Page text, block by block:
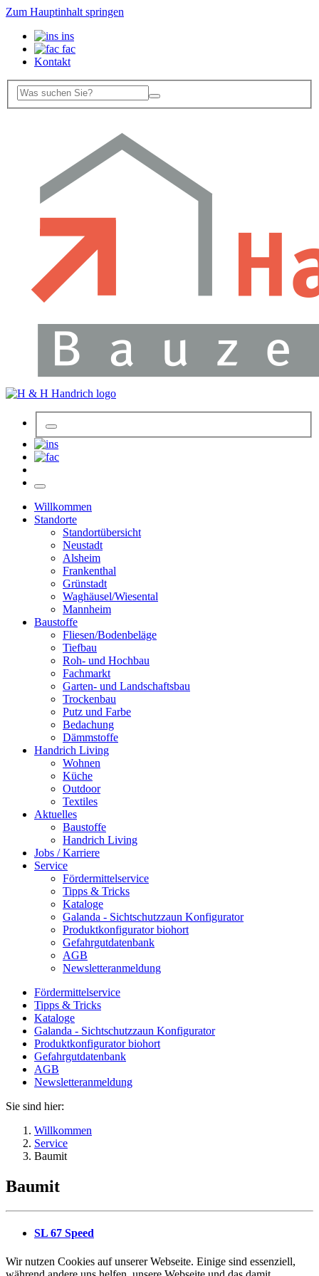
Zum Hauptinhalt springen
ins
fac
Kontakt
Willkommen
Standorte
Standortübersicht
Neustadt
Alsheim
Frankenthal
Grünstadt
Waghäusel/Wiesental
Mannheim
Baustoffe
Fliesen/Bodenbeläge
Tiefbau
Roh- und Hochbau
Fachmarkt
Garten- und Landschaftsbau
Trockenbau
Putz und Farbe
Bedachung
Dämmstoffe
Handrich Living
Wohnen
Küche
Outdoor
Textiles
Aktuelles
Baustoffe
Handrich Living
Jobs / Karriere
Service
Fördermittelservice
Tipps & Tricks
Kataloge
Galanda - Sichtschutzzaun Konfigurator
Produktkonfigurator biohort
Gefahrgutdatenbank
AGB
Newsletteranmeldung
Fördermittelservice
Tipps & Tricks
Kataloge
Galanda - Sichtschutzzaun Konfigurator
Produktkonfigurator biohort
Gefahrgutdatenbank
AGB
Newsletteranmeldung
Sie sind hier:
Willkommen
Service
Baumit
Baumit
SL 67 Speed
Wir nutzen Cookies auf unserer Webseite. Einige sind essenziell,